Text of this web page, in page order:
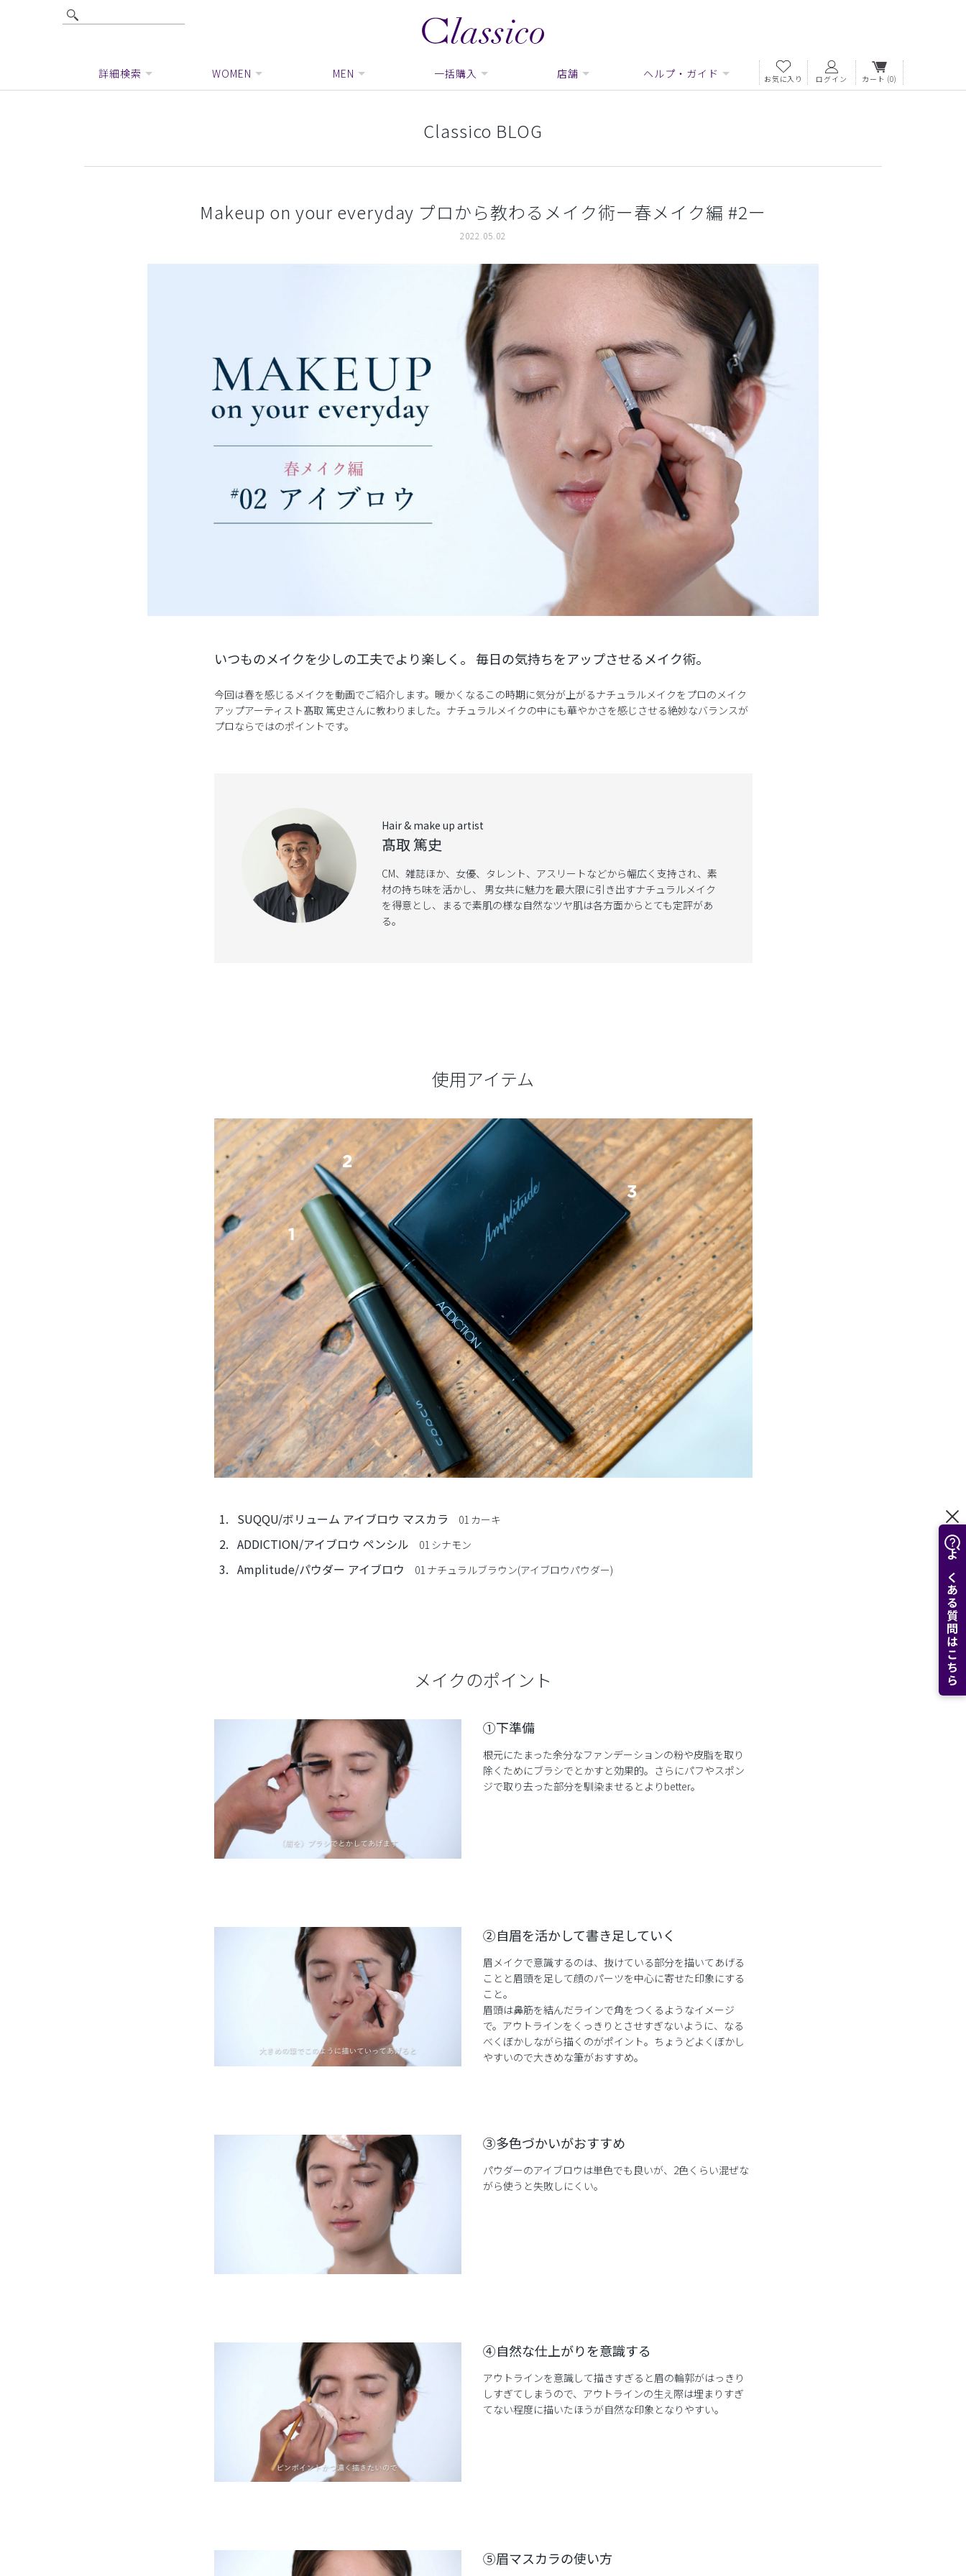
よくある質問はこちら
詳細検索 WOMEN MEN 一括購入 店舗 ヘルプ・ガイド お気に入り ログイン カート (0)
Classico BLOG
Makeup on your everyday プロから教わるメイク術ー春メイク編 #2ー
2022.05.02
いつものメイクを少しの工夫でより楽しく。 毎日の気持ちをアップさせるメイク術。
今回は春を感じるメイクを動画でご紹介します。暖かくなるこの時期に気分が上がるナチュラルメイクをプロのメイク
アップアーティスト髙取 篤史さんに教わりました。ナチュラルメイクの中にも華やかさを感じさせる絶妙なバランスが
プロならではのポイントです。
Hair & make up artist
髙取 篤史
CM、雑誌ほか、女優、タレント、アスリートなどから幅広く支持され、素
材の持ち味を活かし、 男女共に魅力を最大限に引き出すナチュラルメイク
を得意とし、まるで素肌の様な自然なツヤ肌は各方面からとても定評があ
る。
使用アイテム
SUQQU/ボリューム アイブロウ マスカラ 01 カーキ
ADDICTION/アイブロウ ペンシル 01 シナモン
Amplitude/パウダー アイブロウ 01 ナチュラルブラウン(アイブロウパウダー)
メイクのポイント
①下準備
根元にたまった余分なファンデーションの粉や皮脂を取り
除くためにブラシでとかすと効果的。さらにパフやスポン
ジで取り去った部分を馴染ませるとよりbetter。
②自眉を活かして書き足していく
眉メイクで意識するのは、抜けている部分を描いてあげる
ことと眉頭を足して顔のパーツを中心に寄せた印象にする
こと。
眉頭は鼻筋を結んだラインで角をつくるようなイメージ
で。アウトラインをくっきりとさせすぎないように、なる
べくぼかしながら描くのがポイント。ちょうどよくぼかし
やすいので大きめな筆がおすすめ。
③多色づかいがおすすめ
パウダーのアイブロウは単色でも良いが、2色くらい混ぜな
がら使うと失敗しにくい。
④自然な仕上がりを意識する
アウトラインを意識して描きすぎると眉の輪郭がはっきり
しすぎてしまうので、アウトラインの生え際は埋まりすぎ
てない程度に描いたほうが自然な印象となりやすい。
⑤眉マスカラの使い方